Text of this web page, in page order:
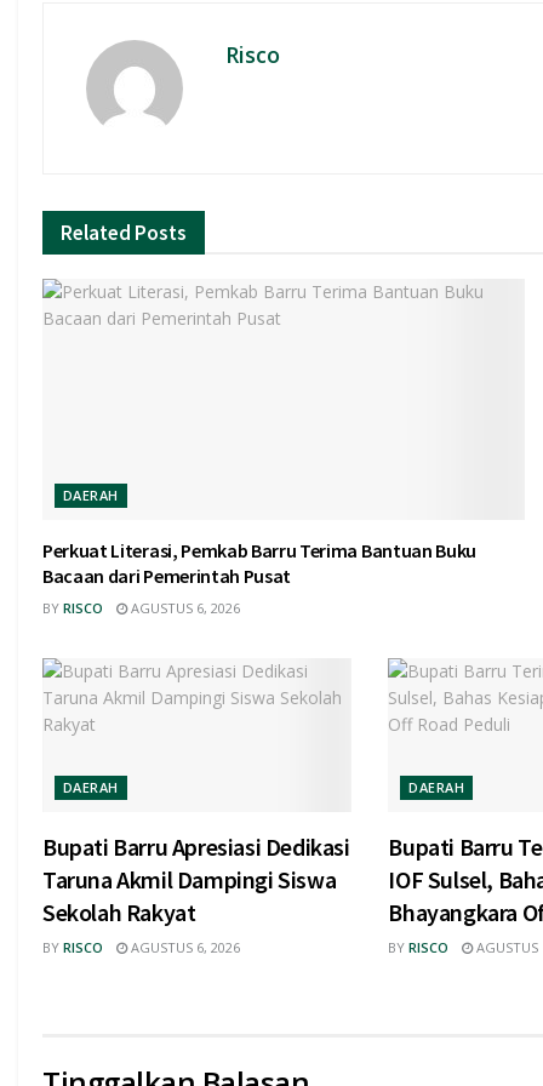
Risco
Related Posts
DAERAH
Perkuat Literasi, Pemkab Barru Terima Bantuan Buku
Bacaan dari Pemerintah Pusat
BY RISCO AGUSTUS 6, 2026
DAERAH
Bupati Barru Apresiasi Dedikasi
Taruna Akmil Dampingi Siswa
Sekolah Rakyat
BY RISCO AGUSTUS 6, 2026
DAERAH
Bupati Barru
IOF Sulsel,
Bhayangkara
BY RISCO AGUSTUS